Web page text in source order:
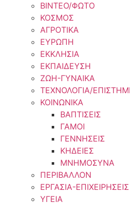
ΒΙΝΤΕΟ/ΦΩΤΟ
ΚΟΣΜΟΣ
ΑΓΡΟΤΙΚΑ
ΕΥΡΩΠΗ
ΕΚΚΛΗΣΙΑ
ΕΚΠΑΙΔΕΥΣΗ
ΖΩΗ-ΓΥΝΑΙΚΑ
ΤΕΧΝΟΛΟΓΙΑ/
ΚΟΙΝΩΝΙΚΑ
ΒΑΠΤΙΣΕΙΣ
ΓΑΜΟΙ
ΓΕΝΝΗΣΕΙΣ
ΚΗΔΕΙΕΣ
ΜΝΗΜΟΣΥΝΑ
ΠΕΡΙΒΑΛΛΟΝ
ΕΡΓΑΣΙΑ-ΕΠΙΧΕΙΡΗΣΕΙΣ
ΥΓΕΙΑ